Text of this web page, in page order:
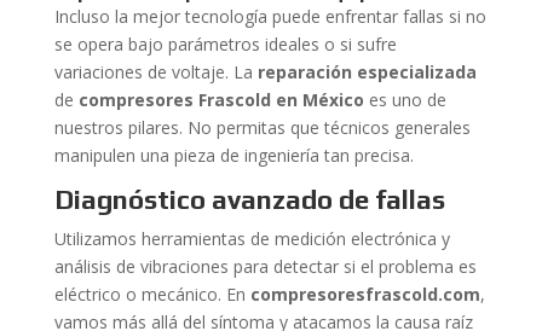
Incluso la mejor tecnología puede enfrentar fallas si no
se opera bajo parámetros ideales o si sufre
variaciones de voltaje. La reparación especializada
de compresores Frascold en México es uno de
nuestros pilares. No permitas que técnicos generales
manipulen una pieza de ingeniería tan precisa.
Diagnóstico avanzado de fallas
Utilizamos herramientas de medición electrónica y
análisis de vibraciones para detectar si el problema es
eléctrico o mecánico. En compresoresfrascold.com,
vamos más allá del síntoma y atacamos la causa raíz